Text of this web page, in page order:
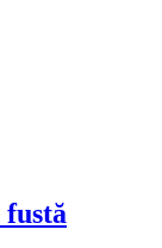
fustă